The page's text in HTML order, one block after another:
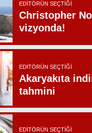
EDITÖRÜN SEÇTIĞI
Christopher
vizyonda!
EDITÖRÜN SEÇTIĞI
Akaryakıta
tahmini
EDITÖRÜN SEÇTIĞI